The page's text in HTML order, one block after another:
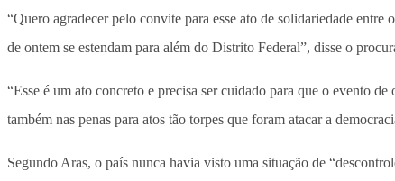
“Quero agradecer pelo convite para esse ato de solidariedade
de ontem se estendam para além do Distrito Federal”, disse o
“Esse é um ato concreto e precisa ser cuidado para que o evento
também nas penas para atos tão torpes que foram atacar a
Segundo Aras, o país nunca havia visto uma situação de